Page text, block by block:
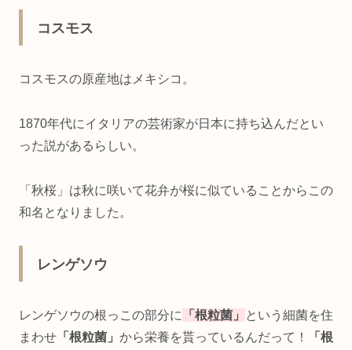
コスモス
コスモスの原産地はメキシコ。
1870年代にイタリアの芸術家が日本に持ち込んだとい
った説があるらしい。
「秋桜」は秋に咲いて花弁が桜に似ていることからこの
和名となりました。
レンゲソウ
レンゲソウの根っこの部分に 「根粒菌」
という細菌を住
まわせ 「根粒菌」 から栄養を貰っているんだって！
「根